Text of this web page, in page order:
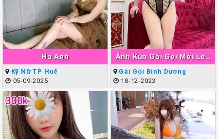
Hà Anh
Kỹ Nữ TP Huế
05-09-2025
Ánh Kun Gái Gọi Mới Lên
Sóng Thuận An
Gái Gọi Bình Dương
18-12-2023
300k